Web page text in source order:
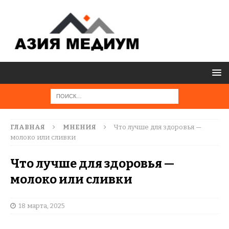
ГЛАВНАЯ МНЕНИЯ
Что лучше для здоровья —
молоко или сливки
Что лучше для здоровья —
молоко или сливки
18 марта, 2025